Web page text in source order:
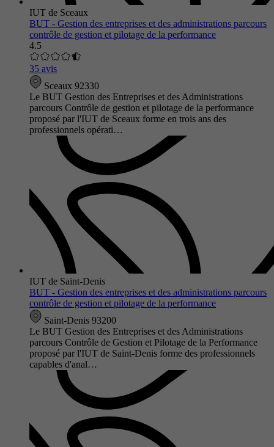
IUT de Sceaux
BUT - Gestion des entreprises et des administrations parcours
contrôle de gestion et pilotage de la performance
4.5
35 avis
Sceaux 92330
Le BUT Gestion des Entreprises et des Administrations
parcours Contrôle de gestion et pilotage de la performance
proposé par l'IUT de Sceaux forme en trois ans des
professionnels opérati…
IUT de Saint-Denis
BUT - Gestion des entreprises et des administrations parcours
contrôle de gestion et pilotage de la performance
Saint-Denis 93200
Le BUT Gestion des Entreprises et des Administrations
parcours Contrôle de Gestion et Pilotage de la Performance
proposé par l'IUT de Saint-Denis forme des professionnels
capables d'anal…